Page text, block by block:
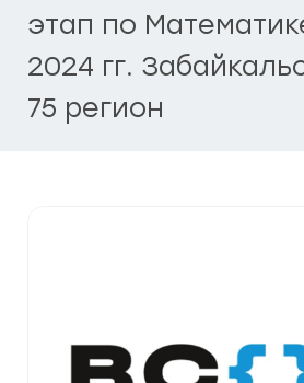
этап по
2024 гг.
75 регион